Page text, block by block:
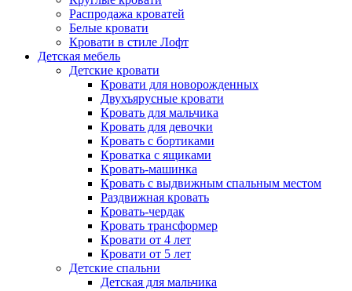
Распродажа кроватей
Белые кровати
Кровати в стиле Лофт
Детская мебель
Детские кровати
Кровати для новорожденных
Двухъярусные кровати
Кровать для мальчика
Кровать для девочки
Кровать с бортиками
Кроватка с ящиками
Кровать-машинка
Кровать с выдвижным спальным местом
Раздвижная кровать
Кровать-чердак
Кровать трансформер
Кровати от 4 лет
Кровати от 5 лет
Детские спальни
Детская для мальчика